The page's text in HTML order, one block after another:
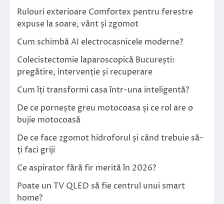
Rulouri exterioare Comfortex pentru ferestre
expuse la soare, vânt și zgomot
Cum schimbă AI electrocasnicele moderne?
Colecistectomie laparoscopică București:
pregătire, intervenție și recuperare
Cum îți transformi casa într-una inteligentă?
De ce pornește greu motocoasa și ce rol are o
bujie motocoasă
De ce face zgomot hidroforul și când trebuie să-
ți faci griji
Ce aspirator fără fir merită în 2026?
Poate un TV QLED să fie centrul unui smart
home?